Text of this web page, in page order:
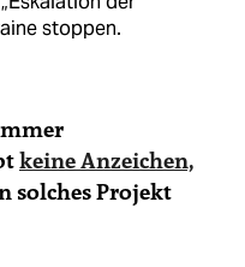
stoppen.
keine Anzeichen,
solches Projekt